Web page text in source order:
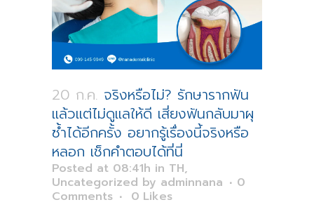
20 ก.ค. จริงหรือไม่? รักษารากฟัน
แล้วแต่ไม่ดูแลให้ดี เสี่ยงฟันกลับมาผุ
ซ้ำได้อีกครั้ง อยากรู้เรื่องนี้จริงหรือ
หลอก เช็กคำตอบได้ที่นี่
Posted at 08:41h in TH,
Uncategorized by adminnana
0
Comments
0 Likes